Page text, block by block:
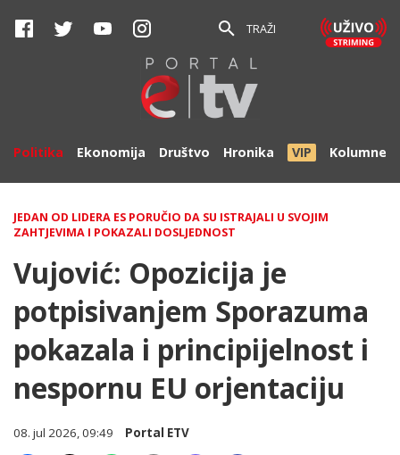
TRAŽI
Politika Ekonomija Društvo Hronika VIP Kolumne
JEDAN OD LIDERA ES PORUČIO DA SU ISTRAJALI U SVOJIM
ZAHTJEVIMA I POKAZALI DOSLJEDNOST
Vujović: Opozicija je
potpisivanjem Sporazuma
pokazala i principijelnost i
nespornu EU orjentaciju
08. jul 2026, 09:49 Portal ETV